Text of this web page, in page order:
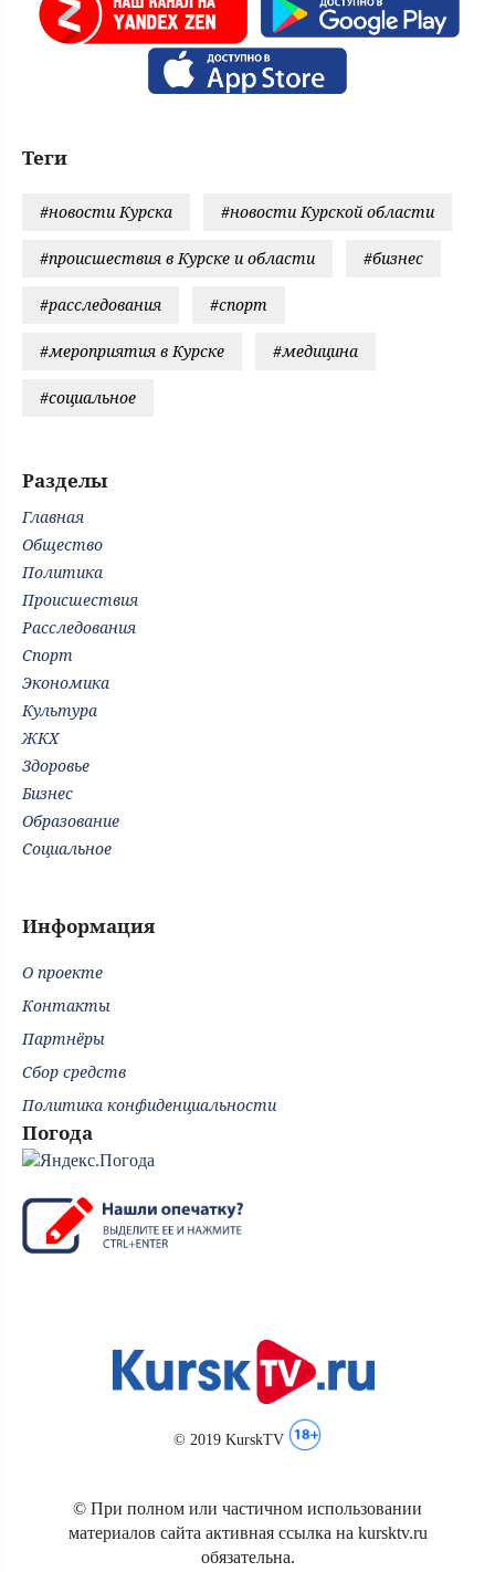
Теги
#новости Курска #новости Курской области
#происшествия в Курске и области #бизнес
#расследования #спорт
#мероприятия в Курске #медицина
#социальное
Разделы
Главная
Общество
Политика
Происшествия
Расследования
Спорт
Экономика
Культура
ЖКХ
Здоровье
Бизнес
Образование
Социальное
Информация
О проекте
Контакты
Партнёры
Сбор средств
Политика конфиденциальности
Погода
© 2019 KurskTV
© При полном или частичном использовании
материалов сайта активная ссылка на kursktv.ru
обязательна.